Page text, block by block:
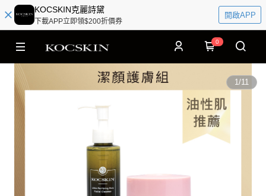
KOCSKIN克麗詩黛
下載APP立即領$200折價券
開啟APP
0
1/11